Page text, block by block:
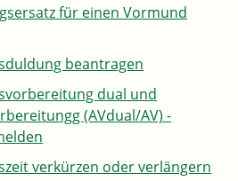
für einen Vormund
beantragen
dual und
(AVdual/AV) -
verkürzen oder verlängern